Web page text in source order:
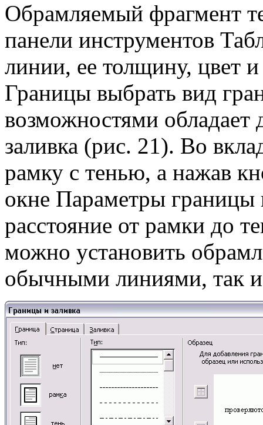
Обрамляемый фрагмент
панели инструментов
линии, ее толщину, цвет
Границы выбрать вид
возможностями
заливка (рис. 21). Во
рамку с тенью, а нажав
окне Параметры
расстояние от рамки до
можно установить
обычными линиями, так и